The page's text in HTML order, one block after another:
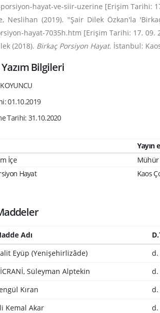
hayat-ve-siir-uzerine [Erişim Tarihi:
Neslihan (2019). "Şair Dilek Özkan'la
hayat-7035h.htm [Erişim Tarihi: 17. 09.
(2018). Birkaç Porsiyon Hayat. İstanbul:
Bilgileri
01.10.2019
Tarihi: 31.10.2020
Yayın
İçe
Mühür
Hayat
Kaos
Adı
Eyüp (Yenişehirlizâde) d.
Süleyman Alptekin d.
Kıran d.
Kemal Akar d.